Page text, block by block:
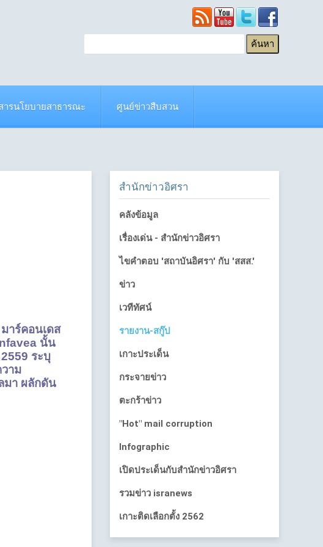
ารนโยบายสาธารณะ ศูนย์ข่าวสืบสวน
าร์คอนเดส
นั้น
ระบุ
าม
มา ผลักดัน
สำนักข่าวอิศรา
คลังข้อมูล
เรื่องเด่น - สำนักข่าวอิศรา
ไขคำตอบ 'สถาบันอิศรา' กับ 'สสส.'
ข่าว
เวทีทัศน์
รายงาน-สกู๊ป
เกาะประเด็น
กระจายข่าว
ตะกร้าข่าว
"Hot" mail corruption
Infographic
เปิดประเด็นกับสำนักข่าวอิศรา
รวมข่าว isranews
เกาะติดเลือกตั้ง 2562